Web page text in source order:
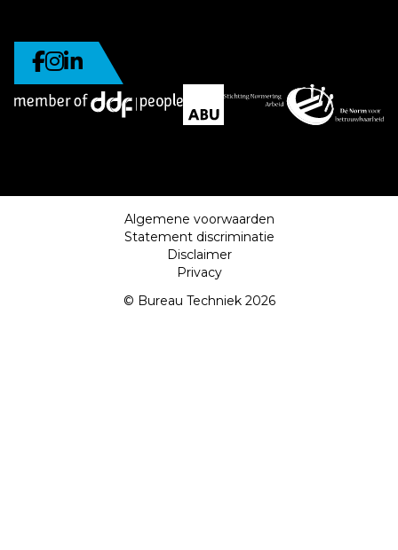
Algemene voorwaarden
Statement discriminatie
Disclaimer
Privacy
© Bureau Techniek 2026